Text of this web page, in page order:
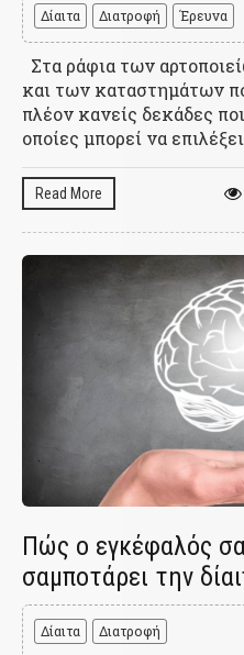
Δίαιτα Διατροφή Έρευνα
Στα ράφια των
και των καταστημάτων
πλέον κανείς δεκάδες
οποίες μπορεί να
Read More
Πώς ο εγκέφαλός
σαμποτάρει την
Δίαιτα Διατροφή